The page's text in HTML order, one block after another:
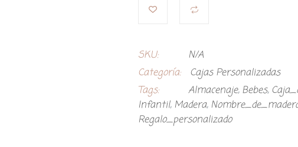
SKU:
N/A
Categoría:
Cajas Personalizadas
Tags:
Almacenaje, Bebes,
Infantil, Madera,
Regalo_personalizado